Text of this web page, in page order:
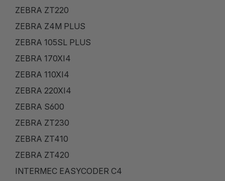
ZEBRA ZT220
ZEBRA Z4M PLUS
ZEBRA 105SL PLUS
ZEBRA 170XI4
ZEBRA 110XI4
ZEBRA 220XI4
ZEBRA S600
ZEBRA ZT230
ZEBRA ZT410
ZEBRA ZT420
INTERMEC EASYCODER C4